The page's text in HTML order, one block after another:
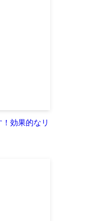
効果的なリ